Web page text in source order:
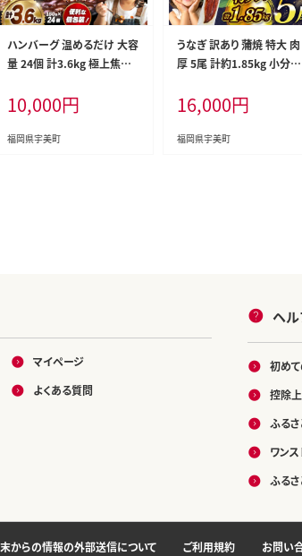
ハンバーグ 温めるだけ 大容
量 24個 計3.6kg 極上焦が
岡県 宇美町 um40bak830
003] レンジ 湯煎 冷凍 小分
け 大容量 ハンバーグ 肉 簡
10,000円
福岡県宇美町
うなぎ 訳あり 蒲焼 特大 肉
厚 5尾 計約1.85kg 小分け
岡県 宇美町 um40bak830
010] 不揃い 規格外 鰻 ウナ
ギ unagi うなぎ蒲焼 鰻蒲焼
16,000円
福岡県宇美町
マイページ
よくある質問
ヘル
初め
控除
ふる
ワン
ふるさ
からの情報の外部送信について ご利用規約 お問い